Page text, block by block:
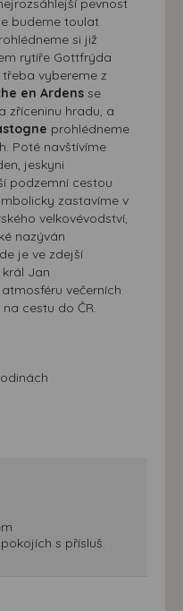
budeme toulat
si již
rytíře Gottfrýda
vybereme z
en Ardens se
zříceninu hradu, a
prohlédneme
Poté navštívíme
jeskyni
podzemní cestou
zastavíme v
velkovévodství,
nazýván
je ve zdejší
Jan
večerních
cestu do ČR.
s přísluš.